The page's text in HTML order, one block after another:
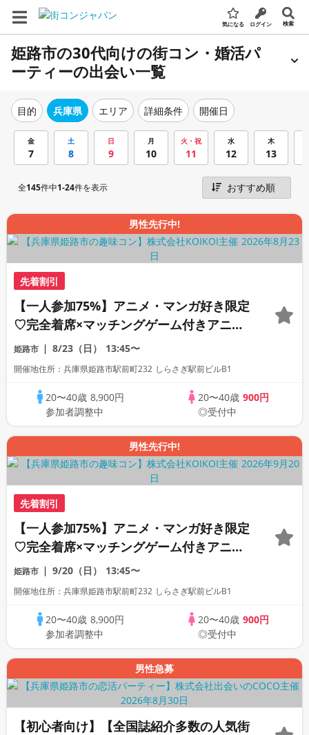
気になる ログイン 検索
姫路市の30代向けの街コン・婚活パ
ーティーの出会い一覧
目的 兵庫県 エリア 詳細条件 開催日
金
7
土
8
日
9
月
10
火・祝
11
水
12
木
13
全145件中1-24件を表示
男性先行中!
先着割引
【一人参加75%】アニメ・マンガ好き限定
♡完全着席×マッチングゲーム付きアニメ
コン
姫路市 8/23（日） 13:45〜
開催地住所：兵庫県姫路市駅前町232 しらさぎ駅前ビルB1
20〜40歳 8,900円
参加者調整中
20〜40歳 900円
◎受付中
男性先行中!
先着割引
【一人参加75%】アニメ・マンガ好き限定
♡完全着席×マッチングゲーム付きアニメ
コン
姫路市 9/20（日） 13:45〜
開催地住所：兵庫県姫路市駅前町232 しらさぎ駅前ビルB1
20〜40歳 8,900円
参加者調整中
20〜40歳 900円
◎受付中
男性急募
【初心者向け】【全国誌紹介多数の人気街